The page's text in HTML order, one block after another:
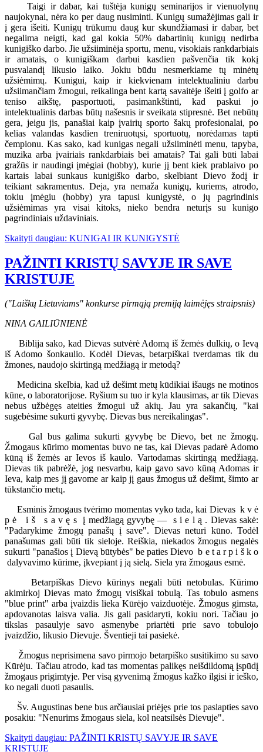
Taigi ir dabar, kai tuštėja kunigų seminarijos ir vienuolynų
naujokynai, nėra ko per daug nusiminti. Kunigų sumažėjimas gali ir
į gera išeiti. Kunigų trūkumu daug kur skundžiamasi ir dabar, bet
negalima neigti, kad gal kokia 50% dabartinių kunigų nedirba
kunigiško darbo. Jie užsiiminėja sportu, menu, visokiais rankdarbiais
ir amatais, o kunigiškam darbui kasdien pašvenčia tik kokį
pusvalandį likusio laiko. Jokiu būdu nesmerkiame tų minėtų
užsiėmimų. Kunigui, kaip ir kiekvienam intelektualiniu darbu
užsiimančiam žmogui, reikalinga bent kartą savaitėje išeiti į golfo ar
teniso aikštę, pasportuoti, pasimankštinti, kad paskui jo
intelektualinis darbas būtų našesnis ir sveikata stipresnė. Bet nebūtų
gera, jeigu jis, panašiai kaip įvairių sporto šakų profesionalai, po
kelias valandas kasdien treniruotųsi, sportuotų, norėdamas tapti
čempionu. Kas sako, kad kunigas negali užsiiminėti menu, tapyba,
muzika arba įvairiais rankdarbiais bei amatais? Tai gali būti labai
gražūs ir naudingi įmėgiai (hobby), kurie jį bent kiek prablaivo po
kartais labai sunkaus kunigiško darbo, skelbiant Dievo žodį ir
teikiant sakramentus. Deja, yra nemaža kunigų, kuriems, atrodo,
tokiu įmėgiu (hobby) yra tapusi kunigystė, o jų pagrindinis
užsiėmimas yra visai kitoks, nieko bendra neturįs su kunigo
pagrindiniais uždaviniais.
Skaityti daugiau: KUNIGAI IR KUNIGYSTĖ
PAŽINTI KRISTŲ SAVYJE IR SAVE
KRISTUJE
("Laiškų Lietuviams" konkurse pirmąją premiją laimėjęs straipsnis)
NINA GAILIŪNIENĖ
Biblija sako, kad Dievas sutvėrė Adomą iš žemės dulkių, o Ievą
iš Adomo šonkaulio. Kodėl Dievas, betarpiškai tverdamas tik du
žmones, naudojo skirtingą medžiagą ir metodą?
Medicina skelbia, kad už dešimt metų kūdikiai išaugs ne motinos
kūne, o laboratorijose. Ryšium su tuo ir kyla klausimas, ar tik Dievas
nebus užbėgęs ateities žmogui už akių. Jau yra sakančių, "kai
sugebėsime sukurti gyvybę. Dievas bus nereikalingas".
Gal bus galima sukurti gyvybę be Dievo, bet ne žmogų.
Žmogaus kūrimo momentas buvo ne tas, kai Dievas padarė Adomo
kūną iš žemės ar Ievos iš kaulo. Vartodamas skirtingą medžiagą.
Dievas tik pabrėžė, jog nesvarbu, kaip gavo savo kūną Adomas ir
Ieva, kaip mes jį gavome ar kaip jį gaus žmogus už dešimt, šimto ar
tūkstančio metų.
Esminis žmogaus tvėrimo momentas vyko tada, kai Dievas k v ė
p ė i š s a v ę s į medžiagą gyvybę — s i e l ą . Dievas sakė:
"Padarykime žmogų panašų į save". Dievas neturi kūno. Todėl
panašumas gali būti tik sieloje. Reiškia, niekados žmogus negalės
sukurti "panašios į Dievą būtybės" be paties Dievo b e t a r p i š k o
dalyvavimo kūrime, įkvepiant į ją sielą. Siela yra žmogaus esmė.
Betarpiškas Dievo kūrinys negali būti netobulas. Kūrimo
akimirkoj Dievas mato žmogų visiškai tobulą. Tas tobulo asmens
"blue print" arba įvaizdis lieka Kūrėjo vaizduotėje. Žmogus gimsta,
apdovanotas laisva valia. Jis gali pasidaryti, kokiu nori. Tačiau jo
tikslas pasaulyje savo asmenybe priartėti prie savo tobulojo
įvaizdžio, likusio Dievuje. Šventieji tai pasiekė.
Žmogus neprisimena savo pirmojo betarpiško susitikimo su savo
Kūrėju. Tačiau atrodo, kad tas momentas palikęs neišdildomą įspūdį
žmogaus prigimtyje. Per visą gyvenimą žmogus kažko ilgisi ir ieško,
ko negali duoti pasaulis.
Šv. Augustinas bene bus arčiausiai priėjęs prie tos paslapties savo
posakiu: "Nenurims žmogaus siela, kol neatsilsės Dievuje".
Skaityti daugiau: PAŽINTI KRISTŲ SAVYJE IR SAVE
KRISTUJE